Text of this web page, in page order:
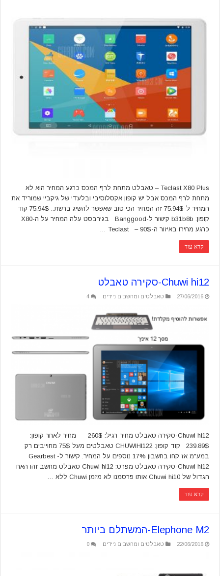
Teclast X80 Plus – טאבלט מתחת לרף המכס כרגע המחיר הוא לא
מתחת לרף המכס אבל יש קופון אקסלוסיבי ובלעדי של גיקביי שמוריד את
המחיר ל-75.94$ זה המחיר הכי טוב שאפשר להשיג ברשת.. 75.94$ קוד
קופון: b31b8b קישור ל-Banggood בגירבסט עלה המחיר על ה-X80
כרגע מחירו באיזור ה-90$ – Teclast …
קרא עוד
Chuwi hi12-סקירה טאבלט
27/06/2016 טאבלטים ומחשבים ניידים 4
Chuwi hi12-סקירה טאבלט מחיר רגיל: 260$ מחיר לאחר קופון:
239.89$ קוד קופון: CHUWIHI122 טאבלטים מעל 75$ מחוייבים רק
במע"מ אז קחו בחשבון 17% נוספים על המחיר. קישור ל-Gearbest
Chuwi hi12-סקירה טאבלט מפרט: Chuwi hi12 טאבלט מחשב זהו האח
הגדול של Chuwi hi10 אותו פרסמנו לא מזמן Chuwi ללא …
קרא עוד
Elephone M2-המשתלם ביותר
22/06/2016 טאבלטים ומחשבים ניידים 0